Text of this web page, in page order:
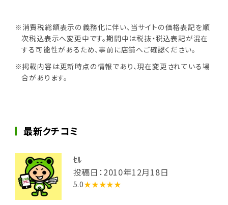
※消費税総額表示の義務化に伴い、当サイトの価格表記を順
次税込表示へ変更中です。期間中は税抜・税込表記が混在
する可能性があるため、事前に店舗へご確認ください。
※掲載内容は更新時点の情報であり、現在変更されている場
合があります。
最新クチコミ
ｾﾙ
投稿日：2010年12月18日
5.0★★★★★